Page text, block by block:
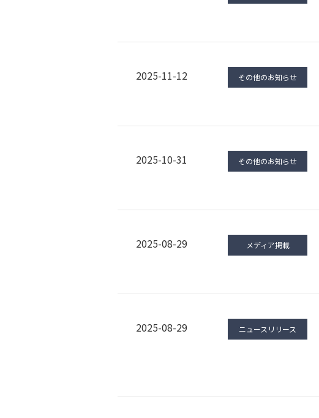
2025-11-12 その他のお知らせ
2025-10-31 その他のお知らせ
2025-08-29 メディア掲載
2025-08-29 ニュースリリース